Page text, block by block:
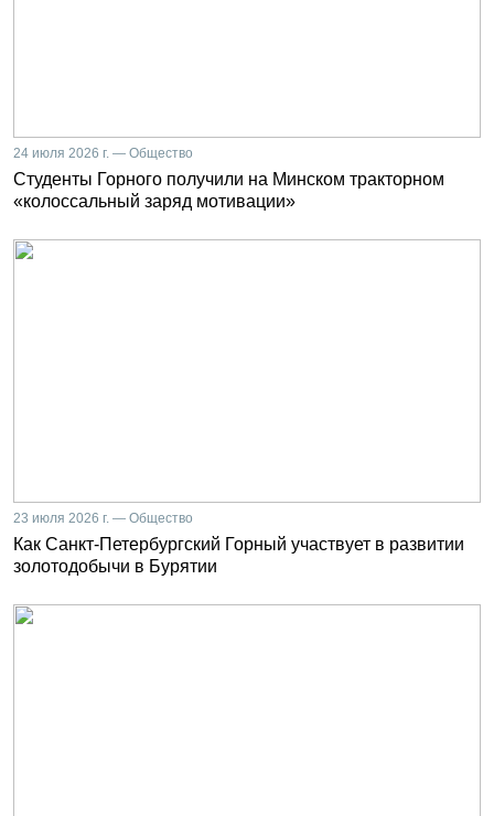
24 июля 2026 г. — Общество
Студенты Горного получили на Минском тракторном
«колоссальный заряд мотивации»
23 июля 2026 г. — Общество
Как Санкт-Петербургский Горный участвует в развитии
золотодобычи в Бурятии